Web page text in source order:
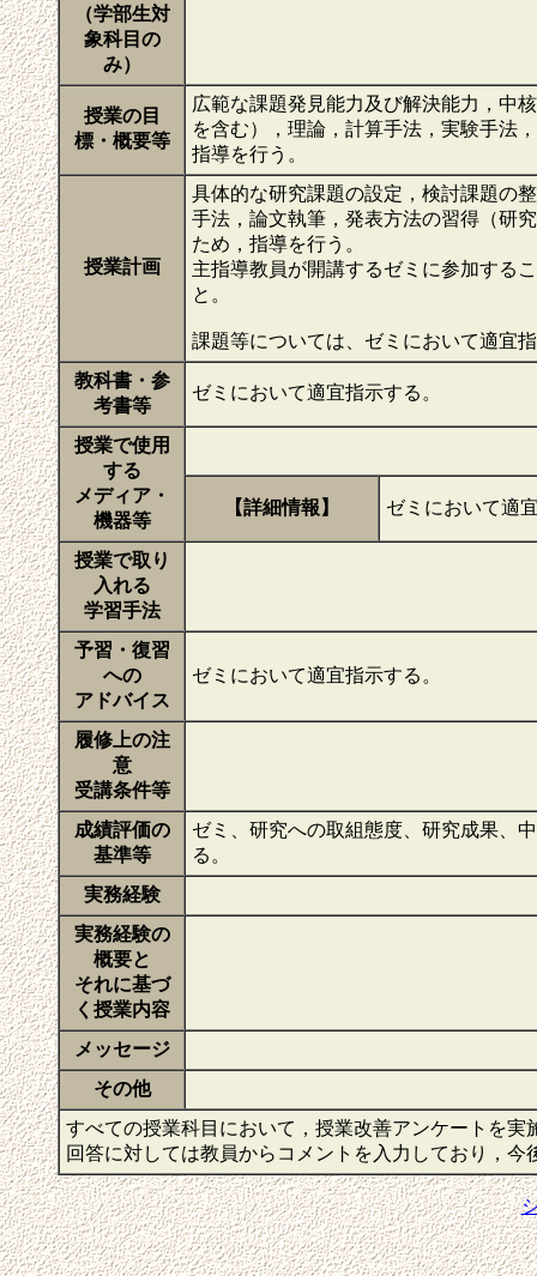
（学部生対
象科目の
み）
授業の目
標・概要等
広範な課題発見能力及び解決能力，中
を含む），理論，計算手法，実験手法
指導を行う。
授業計画
具体的な研究課題の設定，検討課題の
手法，論文執筆，発表方法の習得（研
ため，指導を行う。
主指導教員が開講するゼミに参加する
と。
課題等については、ゼミにおいて適宜
教科書・参
考書等
ゼミにおいて適宜指示する。
授業で使用
する
メディア・
機器等
【詳細情報】 ゼミにおいて適
授業で取り
入れる
学習手法
予習・復習
への
アドバイス
ゼミにおいて適宜指示する。
履修上の注
意
受講条件等
成績評価の
基準等
ゼミ、研究への取組態度、研究成果、
る。
実務経験
実務経験の
概要と
それに基づ
く授業内容
メッセージ
その他
すべての授業科目において，授業改善アンケートを
回答に対しては教員からコメントを入力しており，